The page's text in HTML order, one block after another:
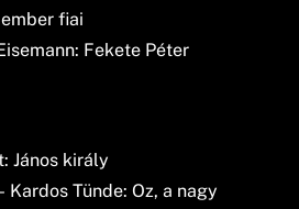
fiai
Fekete Péter
János király
Kardos Tünde: Oz, a nagy